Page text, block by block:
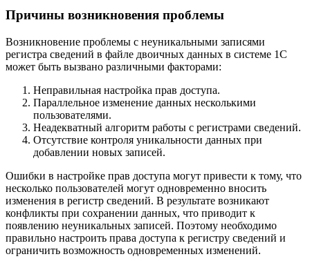
Причины возникновения проблемы
Возникновение проблемы с неуникальными записями
регистра сведений в файле двоичных данных в системе 1С
может быть вызвано различными факторами:
Неправильная настройка прав доступа.
Параллельное изменение данных несколькими
пользователями.
Неадекватный алгоритм работы с регистрами сведений.
Отсутствие контроля уникальности данных при
добавлении новых записей.
Ошибки в настройке прав доступа могут привести к тому, что
несколько пользователей могут одновременно вносить
изменения в регистр сведений. В результате возникают
конфликты при сохранении данных, что приводит к
появлению неуникальных записей. Поэтому необходимо
правильно настроить права доступа к регистру сведений и
ограничить возможность одновременных изменений.